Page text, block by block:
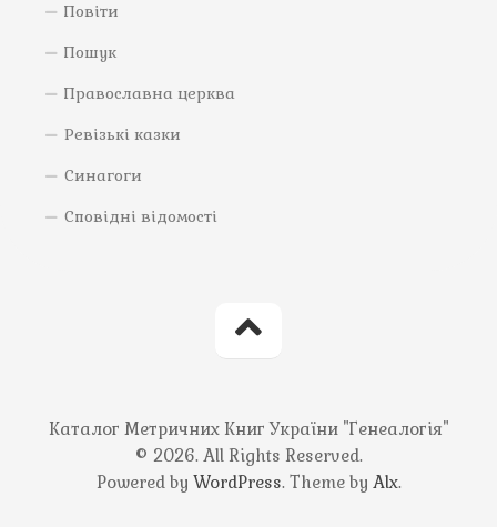
Повіти
Пошук
Православна церква
Ревізькі казки
Синагоги
Сповідні відомості
Каталог Метричних Книг України "Генеалогія"
© 2026. All Rights Reserved.
Powered by WordPress. Theme by Alx.